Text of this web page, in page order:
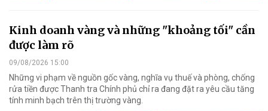
Kinh doanh vàng và những "khoảng tối" cần
được làm rõ
09/08/2026 15:00
Những vi phạm về nguồn gốc vàng, nghĩa vụ thuế và phòng, chống
rửa tiền được Thanh tra Chính phủ chỉ ra đang đặt ra yêu cầu tăng
tính minh bạch trên thị trường vàng.